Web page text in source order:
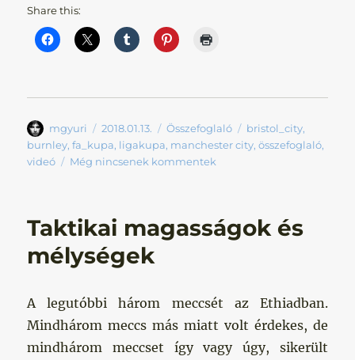
Share this:
Szerző
mgyuri Közzétéve
2018.01.13. Kategória
Összefoglaló Címke
bristol_city,
burnley,fa_kupa, ligakupa, manchester city,összefoglaló,
videó
Még nincsenek kommentek
Taktikai magasságok és
mélységek
A legutóbbi három meccsét az Ethiadban.
Mindhárom meccs más miatt volt érdekes, de
mindhárom meccset így vagy úgy, sikerült